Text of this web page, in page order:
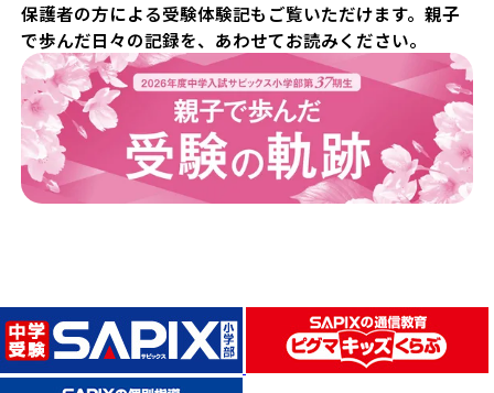
保護者の方による受験体験記もご覧いただけます。親子
で歩んだ日々の記録を、あわせてお読みください。